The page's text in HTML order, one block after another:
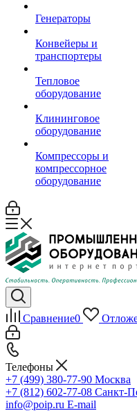
Генераторы
Конвейеры и
транспортеры
Тепловое
оборудование
Клининговое
оборудование
Компрессоры и
компрессорное
оборудование
Сравнение0
Телефоны
+7 (499) 380-77-90 Москва
+7 (812) 602-77-08 Санкт-
info@poip.ru E-mail